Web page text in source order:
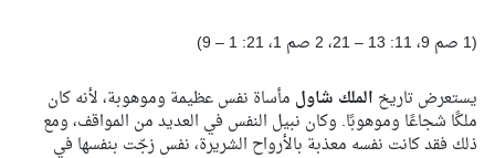
(1 صم 9، 11: 13 – 21، 2 صم 1، 21: 1 – 9)
يستعرض تاريخ الملك شاول مأساة نفس عظيمة وموهوبة، لأنه كان
ملكًا شجاعًا وموهوبًا. وكان نبيل النفس في العديد من المواقف، ومع
ذلك فقد كانت نفسه معذبة بالأرواح الشريرة، نفس زجّت بنفسها في